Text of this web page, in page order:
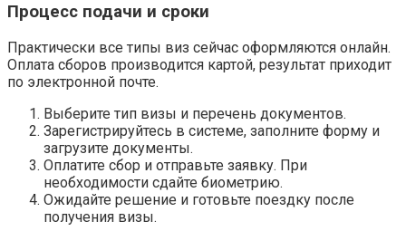
Процесс подачи и сроки
Практически все типы виз сейчас оформляются онлайн.
Оплата сборов производится картой, результат приходит
по электронной почте.
Выберите тип визы и перечень документов.
Зарегистрируйтесь в системе, заполните форму и
загрузите документы.
Оплатите сбор и отправьте заявку. При
необходимости сдайте биометрию.
Ожидайте решение и готовьте поездку после
получения визы.